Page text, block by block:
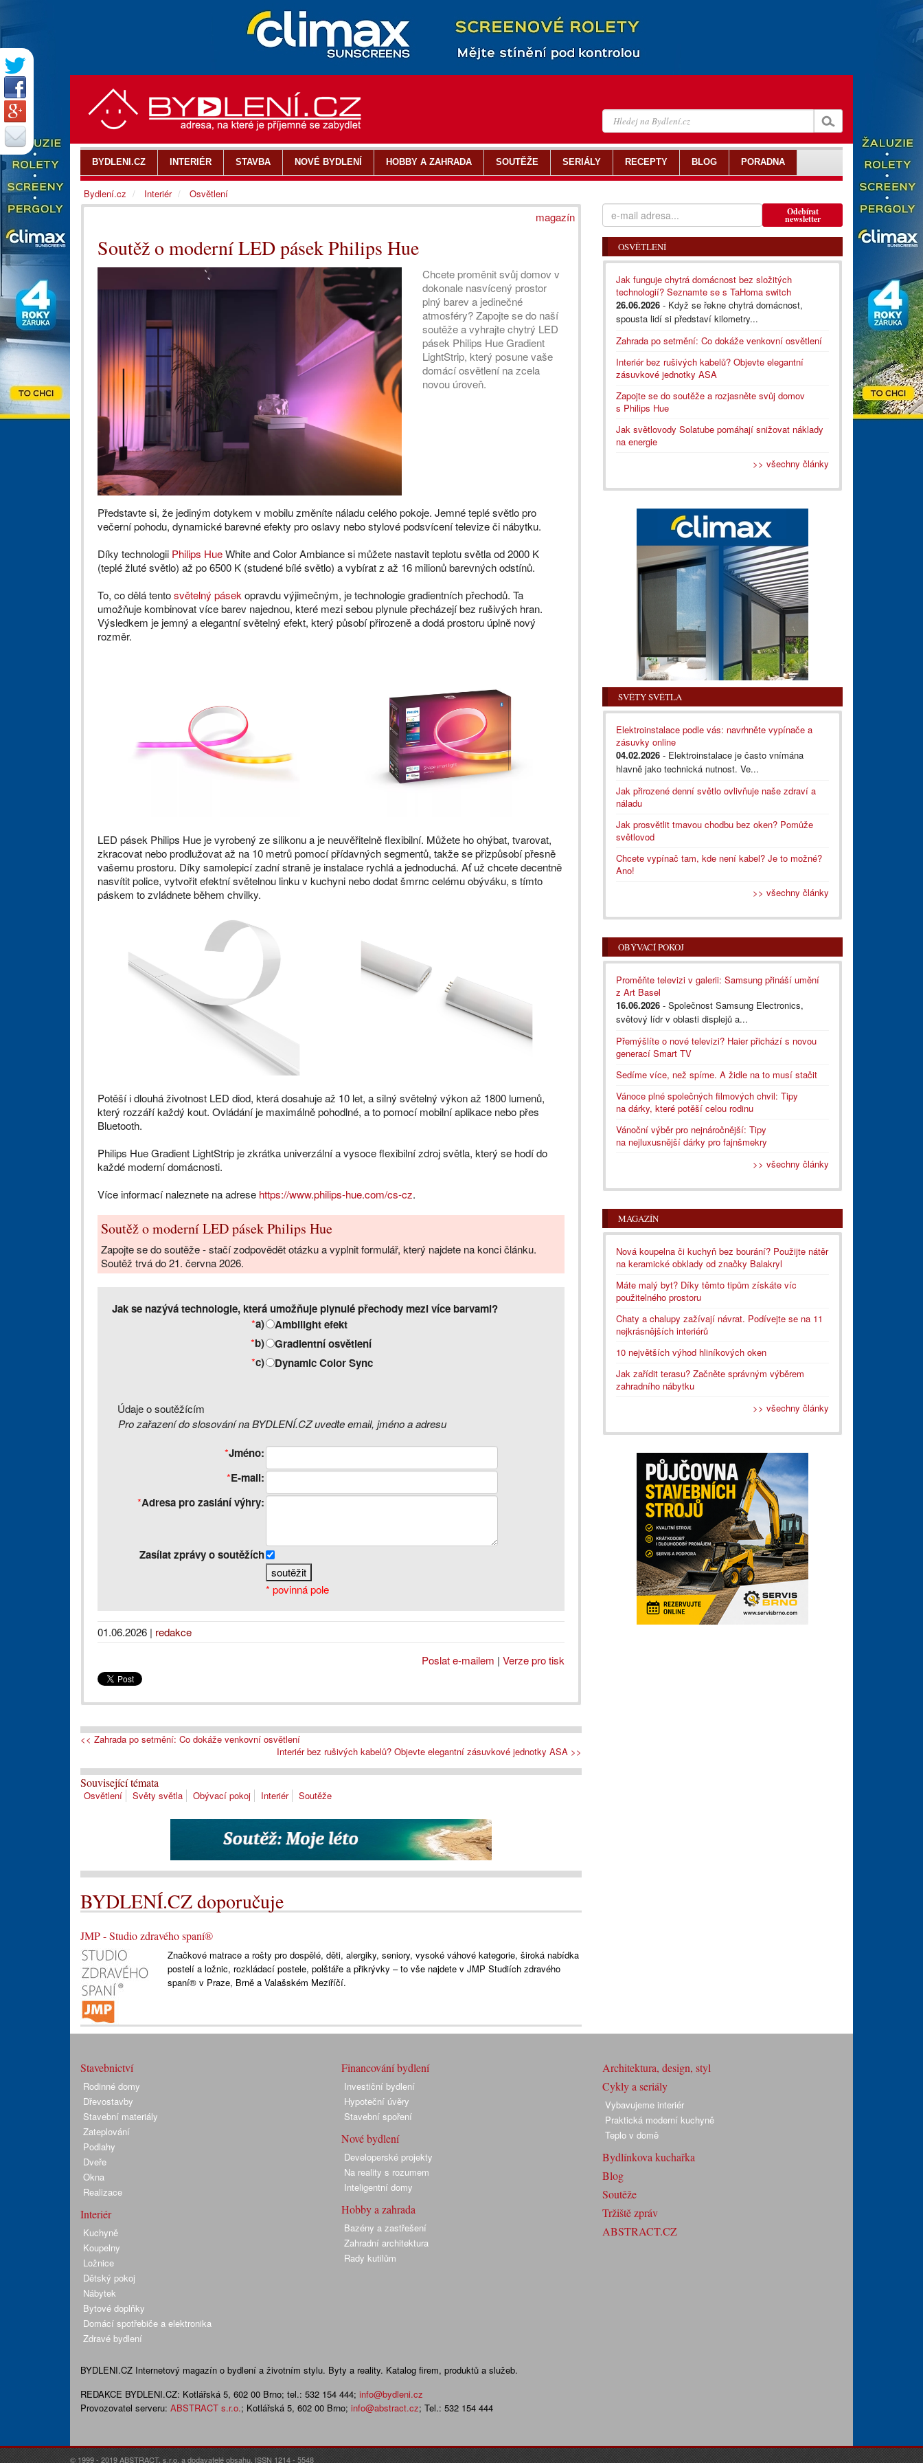
magazín
Soutěž o moderní LED pásek Philips Hue
Chcete proměnit svůj domov v
dokonale nasvícený prostor
plný barev a jedinečné
atmosféry? Zapojte se do naší
soutěže a vyhrajte chytrý LED
pásek Philips Hue Gradient
LightStrip, který posune vaše
domácí osvětlení na zcela
novou úroveň.
Představte si, že jediným dotykem v mobilu změníte náladu celého pokoje. Jemné teplé světlo pro
večerní pohodu, dynamické barevné efekty pro oslavy nebo stylové podsvícení televize či nábytku.
Díky technologii Philips HueWhite and Color Ambiance si můžete nastavit teplotu světla od 2000 K
(teplé žluté světlo) až po 6500 K (studené bílé světlo) a vybírat z až 16 milionů barevných odstínů.
To, co dělá tentosvětelný pásekopravdu výjimečným, je technologie gradientních přechodů. Ta
umožňuje kombinovat více barev najednou, které mezi sebou plynule přecházejí bez rušivých hran.
Výsledkem je jemný a elegantní světelný efekt, který působí přirozeně a dodá prostoru úplně nový
rozměr.
LED pásek Philips Hue je vyrobený ze silikonu a je neuvěřitelně flexibilní. Můžete ho ohýbat, tvarovat,
zkracovat nebo prodlužovat až na 10 metrů pomocí přídavných segmentů, takže se přizpůsobí přesně
vašemu prostoru. Díky samolepicí zadní straně je instalace rychlá a jednoduchá. Ať už chcete decentně
nasvítit police, vytvořit efektní světelnou linku v kuchyni nebo dodat šmrnc celému obýváku, s tímto
páskem to zvládnete během chvilky.
Potěší i dlouhá životnost LED diod, která dosahuje až 10 let, a silný světelný výkon až 1800 lumenů,
který rozzáří každý kout. Ovládání je maximálně pohodlné, a to pomocí mobilní aplikace nebo přes
Bluetooth.
Philips Hue Gradient LightStrip je zkrátka univerzální a vysoce flexibilní zdroj světla, který se hodí do
každé moderní domácnosti.
Více informací naleznete na adrese https://www.philips-hue.com/cs-cz.
Soutěž o moderní LED pásek Philips Hue
Zapojte se do soutěže - stačí zodpovědět otázku a vyplnit formulář, který najdete na konci článku.
Soutěž trvá do 21. června 2026.
Jak se nazývá technologie, která umožňuje plynulé přechody mezi více barvami?
*a) Ambilight efekt
*b) Gradientní osvětlení
*c) Dynamic Color Sync
Údaje o soutěžícím
Pro zařazení do slosování na BYDLENÍ.CZ uveďte email, jméno a adresu
*Jméno:
*E-mail:
*Adresa pro zaslání výhry:
Zasílat zprávy o soutěžích
* povinná pole
01.06.2026 | redakce
Poslat e-mailem | Verze pro tisk
<< Zahrada po setmění: Co dokáže venkovní osvětlení
Interiér bez rušivých kabelů? Objevte elegantní zásuvkové jednotky ASA >>
Související témata
Osvětlení Světy světla Obývací pokoj Interiér Soutěže
BYDLENÍ.CZ doporučuje
JMP - Studio zdravého spaní®
Značkové matrace a rošty pro dospělé, děti, alergiky, seniory, vysoké váhové kategorie, široká nabídka
postelí a ložnic, rozkládací postele, polštáře a přikrývky – to vše najdete v JMP Studiích zdravého
spaní® v Praze, Brně a Valašském Meziříčí.
Odebírat
newsletter
OSVĚTLENÍ
Jak funguje chytrá domácnost bez složitých
technologií? Seznamte se s TaHoma switch
26.06.2026 - Když se řekne chytrá domácnost,
spousta lidí si představí kilometry...
Zahrada po setmění: Co dokáže venkovní osvětlení
Interiér bez rušivých kabelů? Objevte elegantní
zásuvkové jednotky ASA
Zapojte se do soutěže a rozjasněte svůj domov
s Philips Hue
Jak světlovody Solatube pomáhají snižovat náklady
na energie
>> všechny články
SVĚTY SVĚTLA
Elektroinstalace podle vás: navrhněte vypínače a
zásuvky online
04.02.2026 - Elektroinstalace je často vnímána
hlavně jako technická nutnost. Ve...
Jak přirozené denní světlo ovlivňuje naše zdraví a
náladu
Jak prosvětlit tmavou chodbu bez oken? Pomůže
světlovod
Chcete vypínač tam, kde není kabel? Je to možné?
Ano!
>> všechny články
OBÝVACÍ POKOJ
Proměňte televizi v galerii: Samsung přináší umění
z Art Basel
16.06.2026 - Společnost Samsung Electronics,
světový lídr v oblasti displejů a...
Přemýšlíte o nové televizi? Haier přichází s novou
generací Smart TV
Sedíme více, než spíme. A židle na to musí stačit
Vánoce plné společných filmových chvil: Tipy
na dárky, které potěší celou rodinu
Vánoční výběr pro nejnáročnější: Tipy
na nejluxusnější dárky pro fajnšmekry
>> všechny články
MAGAZÍN
Nová koupelna či kuchyň bez bourání? Použijte nátěr
na keramické obklady od značky Balakryl
Máte malý byt? Díky těmto tipům získáte víc
použitelného prostoru
Chaty a chalupy zažívají návrat. Podívejte se na 11
nejkrásnějších interiérů
10 největších výhod hliníkových oken
Jak zařídit terasu? Začněte správným výběrem
zahradního nábytku
>> všechny články
BYDLENI.CZ INTERIÉR STAVBA NOVÉ BYDLENÍ HOBBY A ZAHRADA SOUTĚŽE SERIÁLY RECEPTY BLOG PORADNA
Bydlení.cz Interiér Osvětlení
Stavebnictví
Rodinné domy
Dřevostavby
Stavební materiály
Zateplování
Podlahy
Dveře
Okna
Realizace
Interiér
Kuchyně
Koupelny
Ložnice
Dětský pokoj
Nábytek
Bytové doplňky
Domácí spotřebiče a elektronika
Zdravé bydlení
Financování bydlení
Investiční bydlení
Hypoteční úvěry
Stavební spoření
Nové bydlení
Developerské projekty
Na reality s rozumem
Inteligentní domy
Hobby a zahrada
Bazény a zastřešení
Zahradní architektura
Rady kutilům
Architektura, design, styl
Cykly a seriály
Vybavujeme interiér
Praktická moderní kuchyně
Teplo v domě
Bydlínkova kuchařka
Blog
Soutěže
Tržiště zpráv
ABSTRACT.CZ
BYDLENI.CZ Internetový magazín o bydlení a životním stylu. Byty a reality. Katalog firem, produktů a služeb.
REDAKCE BYDLENI.CZ: Kotlářská 5, 602 00 Brno; tel.: 532 154 444; info@bydleni.cz
Provozovatel serveru: ABSTRACT s.r.o.; Kotlářská 5, 602 00 Brno; info@abstract.cz; Tel.: 532 154 444
© 1999 - 2019 ABSTRACT, s.r.o. a dodavatelé obsahu. ISSN 1214 - 5548